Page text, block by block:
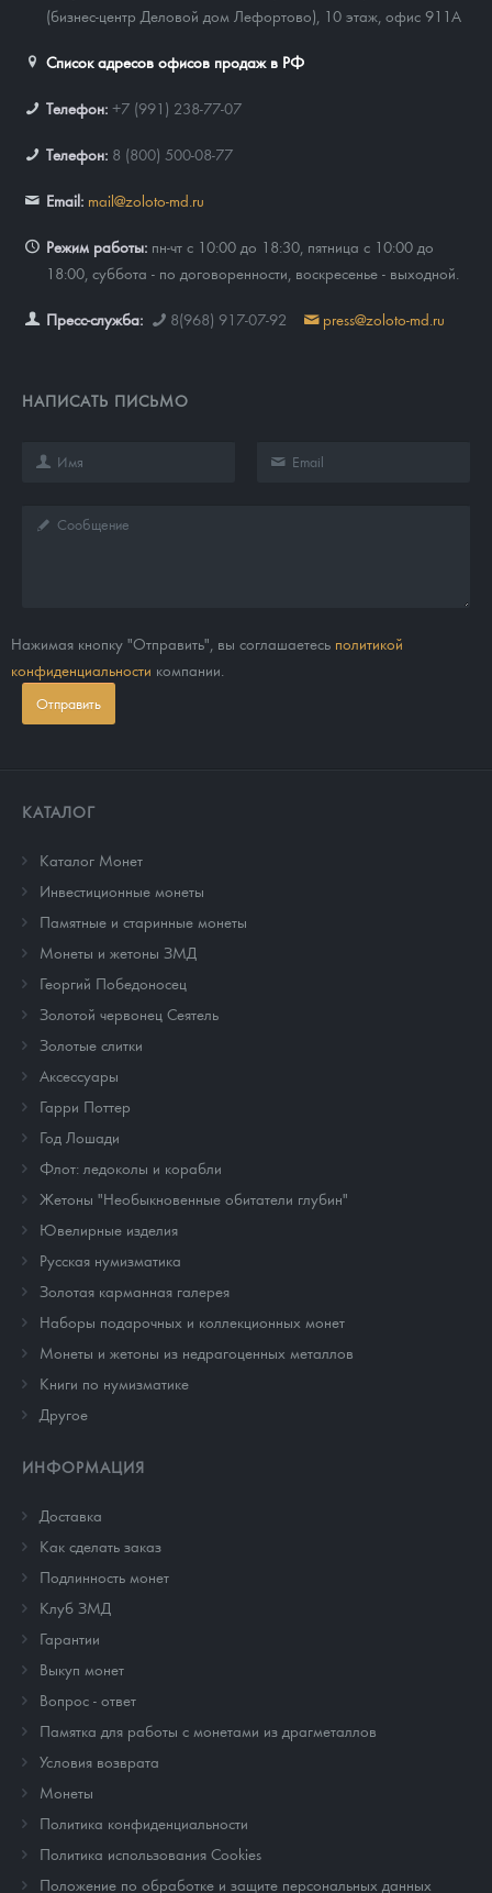
(бизнес-центр Деловой дом Лефортово), 10 этаж, офис 911А
Список адресов офисов продаж в РФ
Телефон: +7 (991) 238-77-07
Телефон: 8 (800) 500-08-77
Email: mail@zoloto-md.ru
Режим работы: пн-чт с 10:00 до 18:30, пятница с 10:00 до
18:00, суббота - по договоренности, воскресенье - выходной.
Пресс-служба: 8(968) 917-07-92 press@zoloto-md.ru
НАПИСАТЬ ПИСЬМО
Нажимая кнопку "Отправить", вы соглашаетесь политикой
конфиденциальности компании.
Отправить
КАТАЛОГ
Каталог Монет
Инвестиционные монеты
Памятные и старинные монеты
Монеты и жетоны ЗМД
Георгий Победоносец
Золотой червонец Сеятель
Золотые слитки
Аксессуары
Гарри Поттер
Год Лошади
Флот: ледоколы и корабли
Жетоны "Необыкновенные обитатели глубин"
Ювелирные изделия
Русская нумизматика
Золотая карманная галерея
Наборы подарочных и коллекционных монет
Монеты и жетоны из недрагоценных металлов
Книги по нумизматике
Другое
ИНФОРМАЦИЯ
Доставка
Как сделать заказ
Подлинность монет
Клуб ЗМД
Гарантии
Выкуп монет
Вопрос - ответ
Памятка для работы с монетами из драгметаллов
Условия возврата
Монеты
Политика конфиденциальности
Политика использования Cookies
Положение по обработке и защите персональных данных